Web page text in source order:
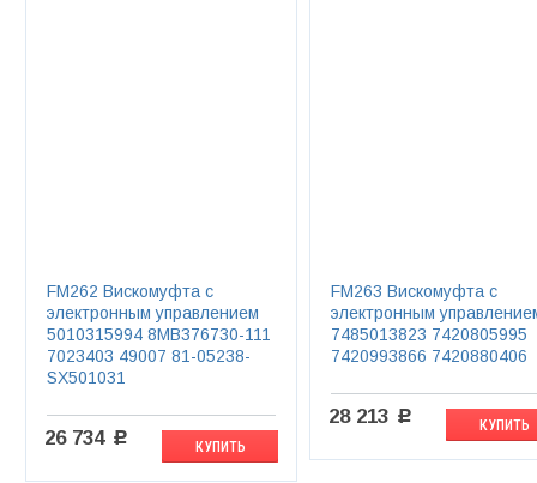
FM262 Вискомуфта с
электронным управлением
5010315994 8МВ376730-111
7023403 49007 81-05238-
SX501031
26 734 c
КУПИТЬ
FM263 Вискомуфта с
электронным
7485013823 7420805995
7420993866 7420880406
28 213 c
КУПИТЬ